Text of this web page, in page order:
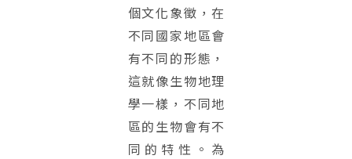
個文化象徵，在
不同國家地區會
有不同的形態，
這就像生物地理
學一樣，不同地
區的生物會有不
同的特性。為